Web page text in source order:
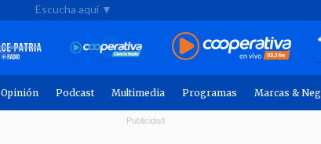
Escucha aquí ▼
Opinión Podcast Multimedia Programas Marcas &